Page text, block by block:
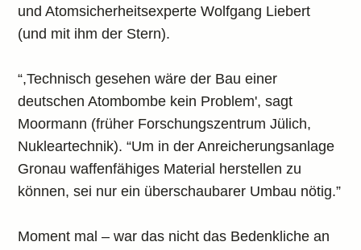
und Atomsicherheitsexperte Wolfgang Liebert
(und mit ihm der Stern).
“,Technisch gesehen wäre der Bau einer
deutschen Atombombe kein Problem', sagt
Moormann (früher Forschungszentrum Jülich,
Nukleartechnik). “Um in der Anreicherungsanlage
Gronau waffenfähiges Material herstellen zu
können, sei nur ein überschaubarer Umbau nötig.”
Moment mal – war das nicht das Bedenkliche an